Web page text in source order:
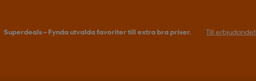
Superdeals – Fynda utvalda favoriter till extra bra priser. Till erbjudandet